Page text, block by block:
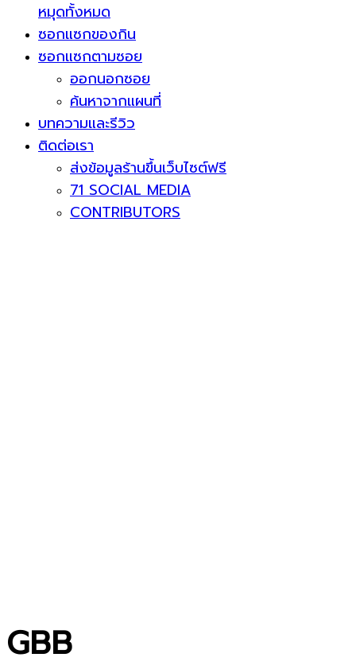
หมุดทั้งหมด
ซอกแซกของกิน
ซอกแซกตามซอย
ออกนอกซอย
ค้นหาจากแผนที่
บทความและรีวิว
ติดต่อเรา
ส่งข้อมูลร้านขึ้นเว็บไซต์ฟรี
71 SOCIAL MEDIA
CONTRIBUTORS
GBB